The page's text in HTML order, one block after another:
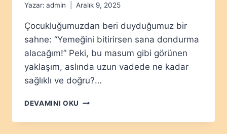
Yazar: admin Aralık 9, 2025
Çocukluğumuzdan beri duyduğumuz bir
sahne: “Yemeğini bitirirsen sana dondurma
alacağım!” Peki, bu masum gibi görünen
yaklaşım, aslında uzun vadede ne kadar
sağlıklı ve doğru?…
DEVAMINI OKU TATLIYI
OLARAK